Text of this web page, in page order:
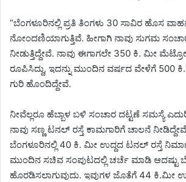
“ಬೆಂಗಳೂರಿನಲ್ಲಿ ಪ್ರತಿ ತಿಂಗಳು 30 ಸಾವಿರ ಹೊಸ
ನೋಂದಣಿಯಾಗುತ್ತಿವೆ. ಹೀಗಾಗಿ ನಾವು ಸುಗಮ
ನೀಡುತ್ತಿದ್ದೇವೆ. ನಾವು ಈಗಾಗಲೇ 350 ಕಿ. ಮೀ
ರೂಪಿಸಿದ್ದು, ಇದನ್ನು ಮುಂದಿನ ವರ್ಷದ ವೇಳೆಗೆ 500
ಗುರಿ ಹೊಂದಿದ್ದೇವೆ.
ನೀವೆಲ್ಲರೂ ಹೆಬ್ಬಾಳ ಬಳಿ ಸಂಚಾರ ದಟ್ಟಣೆ ಸಮಸ್ಯೆ
ನಾವು ಸಣ್ಣ ಟನಲ್ ರಸ್ತೆ ಕಾಮಗಾರಿಗೆ ಚಾಲನೆ
ಬೆಂಗಳೂರಿನಲ್ಲಿ 40 ಕಿ. ಮೀ ಉದ್ದದ ಟನಲ್ ರಸ್ತೆ
ಮುಂದಿನ ಸಚಿವ ಸಂಪುಟದಲ್ಲಿ ಚರ್ಚೆ ಮಾಡಿ ಆದಷ್ಟು
ಹೊರಡಿಸಲಾಗುವುದು. ಇವುಗಳ ಜೊತೆಗೆ 44 ಕಿ.ಮೀ